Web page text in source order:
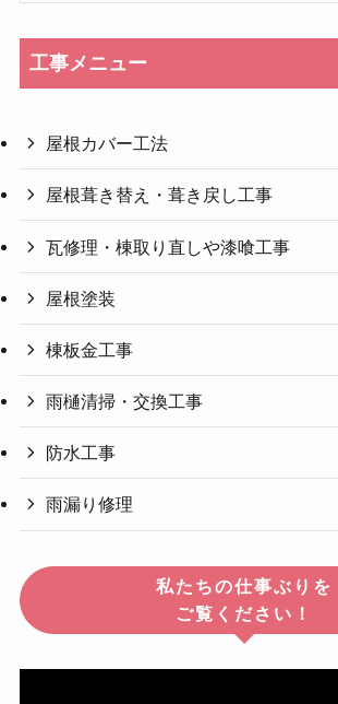
工事メニュー
屋根カバー工法
屋根葺き替え・葺き戻し工事
瓦修理・棟取り直しや漆喰工事
屋根塗装
棟板金工事
雨樋清掃・交換工事
防水工事
雨漏り修理
私たちの仕事ぶりを
ご覧ください！